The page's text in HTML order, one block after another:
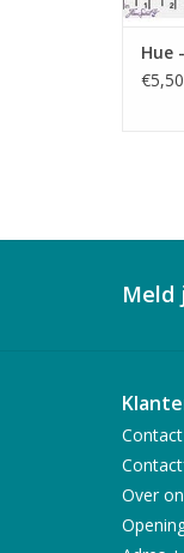
Hue
€5,50
Meld
Over